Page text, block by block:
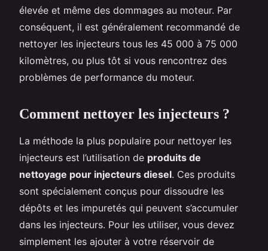
élevée et même des dommages au moteur. Par
conséquent, il est généralement recommandé de
nettoyer les injecteurs tous les 45 000 à 75 000
kilomètres, ou plus tôt si vous rencontrez des
problèmes de performance du moteur.
Comment nettoyer les injecteurs ?
La méthode la plus populaire pour nettoyer les
injecteurs est l’utilisation de produits de
nettoyage pour injecteurs diesel. Ces produits
sont spécialement conçus pour dissoudre les
dépôts et les impuretés qui peuvent s’accumuler
dans les injecteurs. Pour les utiliser, vous devez
simplement les ajouter à votre réservoir de